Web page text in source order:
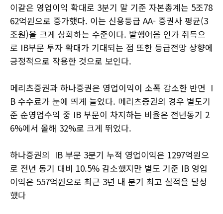
이같은 영업이익 확대로 3분기 말 기준 자본총계는 5조78
62억원으로 증가했다. 이는 신용등급 AA- 증권사 평균(3
조원)을 크게 상회하는 수준이다. 발행어음 인가 취득으
로 IB부문 투자 확대가 기대되는 점 또한 등급전망 상향에
긍정적으로 작용한 것으로 보인다.
메리츠증권과 하나증권은 영업이익이 소폭 감소한 반면 I
B 수수료가 눈에 띄게 늘었다. 메리츠증권의 경우 별도기
준 순영업수익 중 IB 부문이 차지하는 비율은 전넌동기 2
6%에서 올해 32%로 크게 뛰었다.
하나증권의 IB 부문 3분기 누적 영업이익은 1297억원으
로 전년 동기 대비 10.5% 감소했지만 별도 기준 IB 영업
이익은 557억원으로 최근 3년 내 분기 최고 실적을 달성
했다